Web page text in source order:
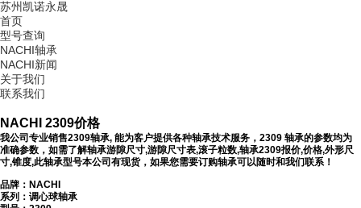
苏州凯诺永晟
首页
型号查询
NACHI轴承
NACHI新闻
关于我们
联系我们
NACHI 2309价格
我公司专业销售2309轴承, 能为客户提供各种轴承技术服务，2309 轴承的参数均为
准确参数，如需了解轴承游隙尺寸,游隙尺寸表,滚子粒数,轴承2309报价,价格,外形尺
寸,锥度,此轴承型号本公司有现货，如果您需要订购轴承可以随时和我们联系！
品牌：NACHI
系列：调心球轴承